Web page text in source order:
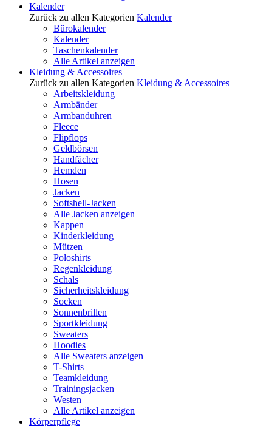
Kalender
Zurück zu allen Kategorien Kalender
Bürokalender
Kalender
Taschenkalender
Alle Artikel anzeigen
Kleidung & Accessoires
Zurück zu allen Kategorien Kleidung & Accessoires
Arbeitskleidung
Armbänder
Armbanduhren
Fleece
Flipflops
Geldbörsen
Handfächer
Hemden
Hosen
Jacken
Softshell-Jacken
Alle Jacken anzeigen
Kappen
Kinderkleidung
Mützen
Poloshirts
Regenkleidung
Schals
Sicherheitskleidung
Socken
Sonnenbrillen
Sportkleidung
Sweaters
Hoodies
Alle Sweaters anzeigen
T-Shirts
Teamkleidung
Trainingsjacken
Westen
Alle Artikel anzeigen
Körperpflege